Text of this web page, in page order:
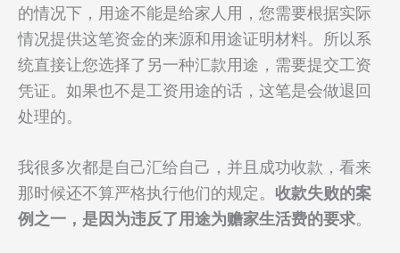
的情况下，用途不能是给家人用，您需要根据实际
情况提供这笔资金的来源和用途证明材料。所以系
统直接让您选择了另一种汇款用途，需要提交工资
凭证。如果也不是工资用途的话，这笔是会做退回
处理的。
我很多次都是自己汇给自己，并且成功收款，看来
那时候还不算严格执行他们的规定。 收款失败的案
例之一，是因为违反了用途为赡家生活费的要求。